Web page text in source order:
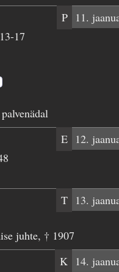
P
11.
17
E
12.
T
13.
juhte, † 1907
K
14.